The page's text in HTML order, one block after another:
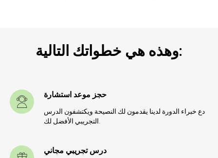
وهذه هي خطواتك التالية:
حجز موعد استشارة
دع خبراء الدورة لدينا يقدمون لك النصيحة ويكتشفون الدرس
درس تجريبي مجاني